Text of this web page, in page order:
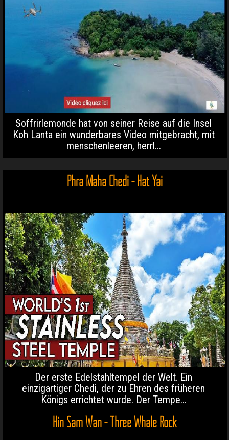
Soffrirlemonde hat von seiner Reise auf die Insel
Koh Lanta ein wunderbares Video mitgebracht, mit
menschenleeren, herrl...
Phra Maha Chedi - Hat Yai
Der erste Edelstahltempel der Welt. Ein
einzigartiger Chedi, der zu Ehren des früheren
Königs errichtet wurde. Der Tempe...
Hin Sam Wan - Three Whale Rock